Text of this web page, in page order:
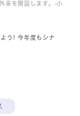
来を開設します。-小
う! 今年度もシナ